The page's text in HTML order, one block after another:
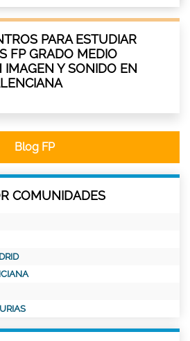
PARA ESTUDIAR
FP GRADO MEDIO
Y SONIDO EN
Blog FP
COMUNIDADES